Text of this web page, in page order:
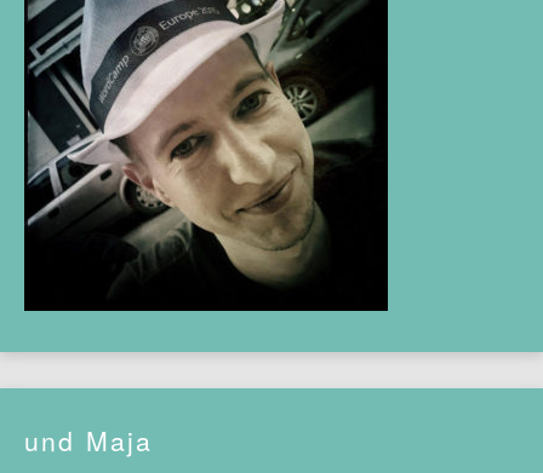
und Maja